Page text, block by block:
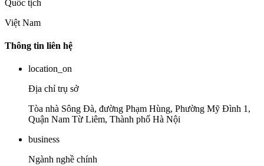
Quốc tịch
Việt Nam
Thông tin liên hệ
location_on
Địa chỉ trụ sở
Tòa nhà Sông Đà, đường Phạm Hùng, Phường Mỹ Đình 1,
Quận Nam Từ Liêm, Thành phố Hà Nội
business
Ngành nghề chính